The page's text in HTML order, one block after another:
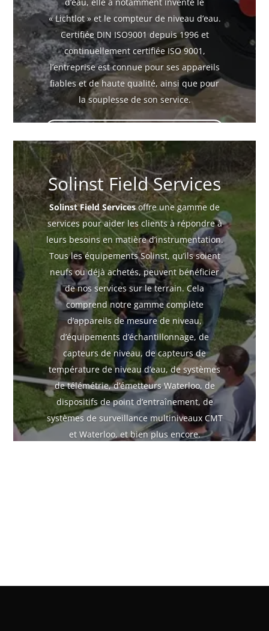
« Lichtlot » et le compteur de niveau d’eau.
Certifiée DIN ISO9001 depuis 1996 et
continuellement certifiée ISO 9001,
l’entreprise est connue pour ses appareils
fiables et de haute qualité, ainsi que pour
la souplesse de son service.
hydrométriques
Solinst Field Services
Solinst Field Servicesoffre une gamme de
services pour aider les clients à répondre à
leurs besoins en matière d’instrumentation.
Tous les équipements Solinst, qu’ils soient
neufs ou déjà achetés, peuvent bénéficier
de nos services sur le terrain. Cela
comprend notre gamme complète
d’appareils de mesure de niveau,
d’équipements d’échantillonnage, de
capteurs de niveau, de capteurs de
température de niveau d’eau, de systèmes
de télémétrie, d’émetteurs Waterloo, de
dispositifs de point d’entraînement, de
systèmes de surveillance multiniveaux CMT
et Waterloo, et bien plus encore.